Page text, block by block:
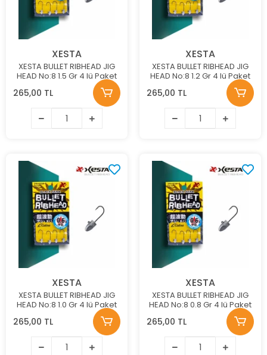
XESTA
XESTA BULLET RIBHEAD JIG
HEAD No:8 1.5 Gr 4 lü Paket
265,00 TL
XESTA
XESTA BULLET RIBHEAD JIG
HEAD No:8 1.2 Gr 4 lü Paket
265,00 TL
XESTA
XESTA BULLET RIBHEAD JIG
HEAD No:8 1.0 Gr 4 lü Paket
265,00 TL
XESTA
XESTA BULLET RIBHEAD JIG
HEAD No:8 0.8 Gr 4 lü Paket
265,00 TL